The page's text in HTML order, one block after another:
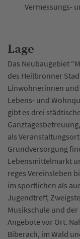
Vermessungs-
Lage
Das Neubaugebiet
des Heilbronner
Einwohnerinnen
Lebens- und
gibt es drei
als
Grundversorgung
Lebensmittelmarkt
reges Vereinsleben
im sportlichen als
Jugendtreff,
Musikschule und
Angebote vor Ort.
Biberach, im Wald